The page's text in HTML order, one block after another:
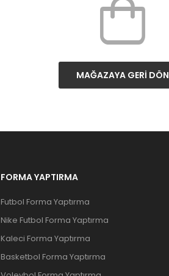
MAĞAZAYA GERI DÖN
FORMA YAPTIRMA
Futbol Forma Yaptırma
Nike Futbol Forma Yaptırma
Kaleci Forma Yaptırma
Basketbol Forma Yaptırma